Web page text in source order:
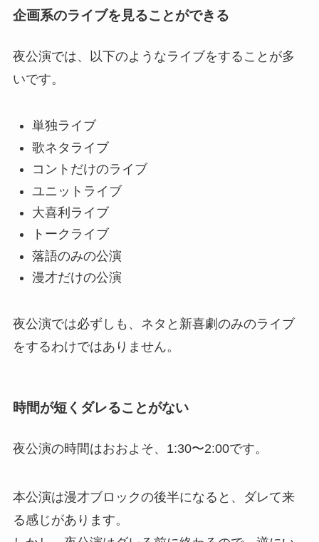
企画系のライブを見ることができる
夜公演では、以下のようなライブをすることが多
いです。
単独ライブ
歌ネタライブ
コントだけのライブ
ユニットライブ
大喜利ライブ
トークライブ
落語のみの公演
漫才だけの公演
夜公演では必ずしも、ネタと新喜劇のみのライブ
をするわけではありません。
時間が短くダレることがない
夜公演の時間はおおよそ、1:30〜2:00です。
本公演は漫才ブロックの後半になると、ダレて来
る感じがあります。